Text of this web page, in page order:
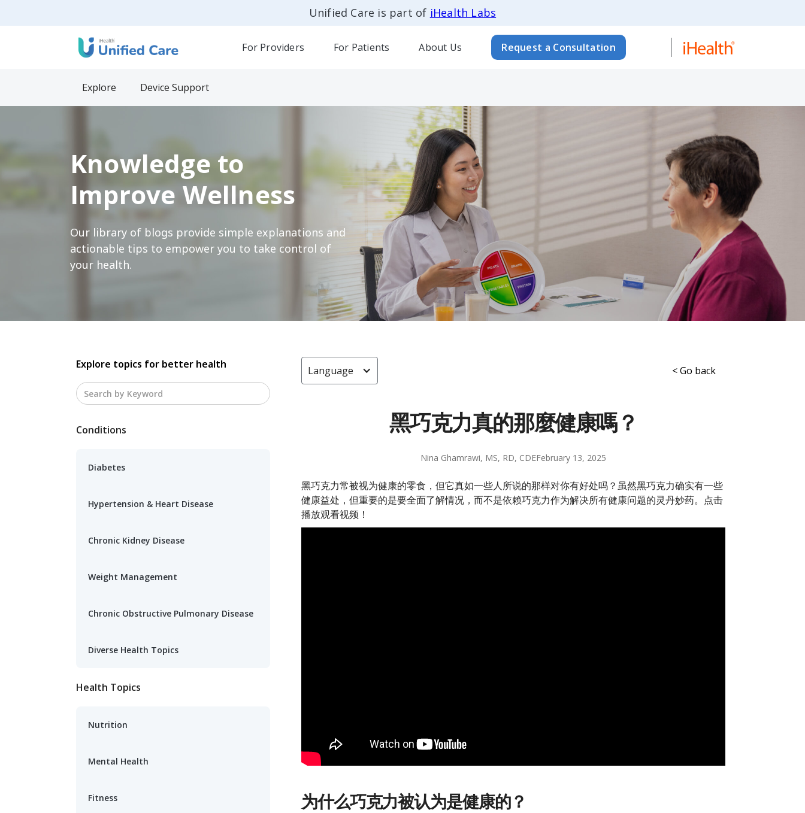
Unified Care is part of iHealth Labs
For Providers For Patients About Us Request a Consultation
Explore Device Support
Knowledge to
Improve Wellness
Our library of blogs provide simple explanations and
actionable tips to empower you to take control of
your health.
Explore topics for better health
Conditions
Diabetes
Hypertension & Heart Disease
Chronic Kidney Disease
Weight Management
Chronic Obstructive Pulmonary Disease
Diverse Health Topics
Health Topics
Nutrition
Mental Health
Fitness
Language < Go back
黑巧克力真的那麼健康嗎？
Nina Ghamrawi, MS, RD, CDEFebruary 13, 2025
黑巧克力常被视为健康的零食，但它真如一些人所说的那样对你有好处吗？虽然黑巧克力确实有一些
健康益处，但重要的是要全面了解情况，而不是依赖巧克力作为解决所有健康问题的灵丹妙药。点击
播放观看视频！
为什么巧克力被认为是健康的？